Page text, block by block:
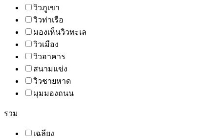
วิวภูเขา
วิวท่าเรือ
มองเห็นวิวทะเล
วิวเมือง
วิวอาคาร
สนามแข่ง
วิวชายหาด
มุมมองถนน
รวม
เฉลียง